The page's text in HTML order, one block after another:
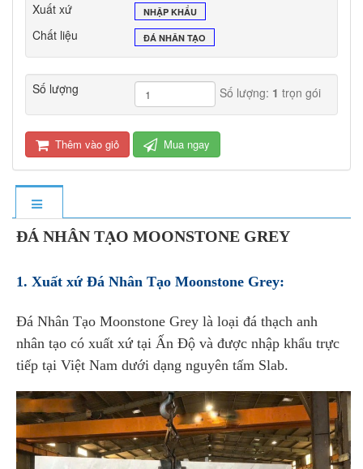
Xuất xứ NHẬP KHẨU
Chất liệu ĐÁ NHÂN TẠO
Số lượng Số lượng: 1 trọn gói
Thêm vào giỏ Mua ngay
ĐÁ NHÂN TẠO MOONSTONE GREY
1. Xuất xứ Đá Nhân Tạo Moonstone Grey:
Đá Nhân Tạo Moonstone Grey là loại đá thạch anh
nhân tạo có xuất xứ tại Ấn Độ và được nhập khẩu trực
tiếp tại Việt Nam dưới dạng nguyên tấm Slab.